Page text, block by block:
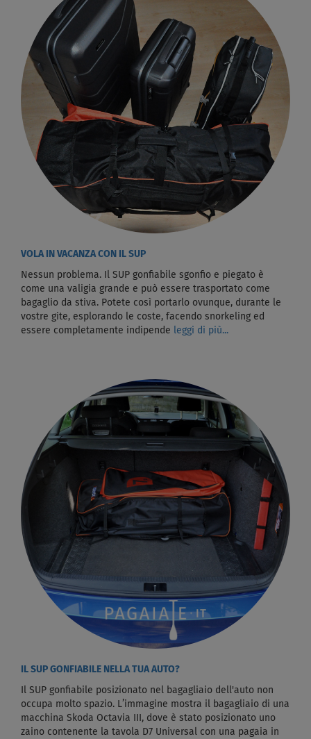
VOLA IN VACANZA CON IL SUP
Nessun problema. Il SUP gonfiabile sgonfio e piegato è
come una valigia grande e può essere trasportato come
bagaglio da stiva. Potete così portarlo ovunque, durante le
vostre gite, esplorando le coste, facendo snorkeling ed
essere completamente indipende leggi di più...
IL SUP GONFIABILE NELLA TUA AUTO?
Il SUP gonfiabile posizionato nel bagagliaio dell'auto non
occupa molto spazio. L’immagine mostra il bagagliaio di una
macchina Skoda Octavia III, dove è stato posizionato uno
zaino contenente la tavola D7 Universal con una pagaia in